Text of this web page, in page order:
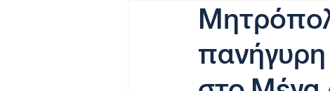
πανήγυρη